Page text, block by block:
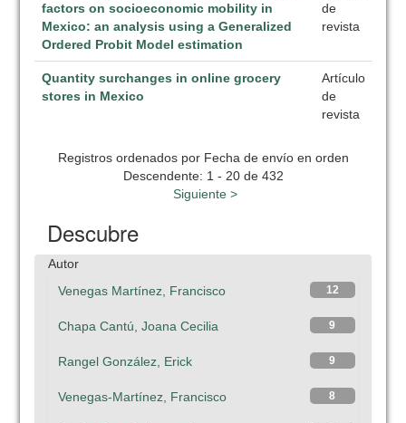
factors on socioeconomic mobility in
Mexico: an analysis using a Generalized
Ordered Probit Model estimation
de
revista
Quantity surchanges in online grocery
stores in Mexico
Artículo
de
revista
Registros ordenados por Fecha de envío en orden
Descendente: 1 - 20 de 432
Siguiente >
Descubre
Autor
12
Venegas Martínez, Francisco
9
Chapa Cantú, Joana Cecilia
9
Rangel González, Erick
8
Venegas-Martínez, Francisco